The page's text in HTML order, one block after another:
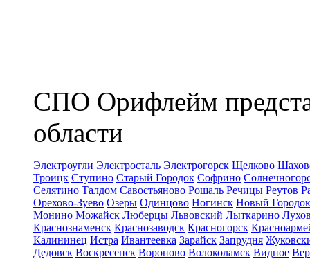
СПО Орифлейм
области
Электроугли Электросталь Электрогорск Щелково
Троицк Ступино Старый Городок Софрино
Селятино Талдом Савостьяново Рошаль Речицы Реутов
Орехово-Зуево Озеры Одинцово Ногинск Новый Городок
Монино Можайск Люберцы Львовский Лыткарино
Краснознаменск Краснозаводск Красногорск
Калининец Истра Ивантеевка Зарайск Запрудня
Дедовск Воскресенск Вороново Волоколамск Видное